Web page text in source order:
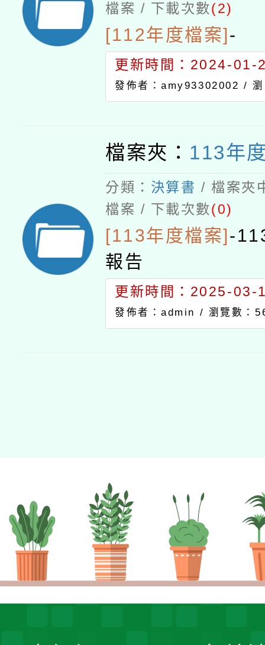
檔案 / 下載次數(2)
[112年度檔案] -
更新時間：2024-01-
發佈者：amy93302002 /
檔案夾： 113年
分類： 決算書 / 檔案夾
檔案 / 下載次數(0)
[113年度檔案] -
報告
更新時間：2025-03-
發佈者：admin / 瀏覽數：